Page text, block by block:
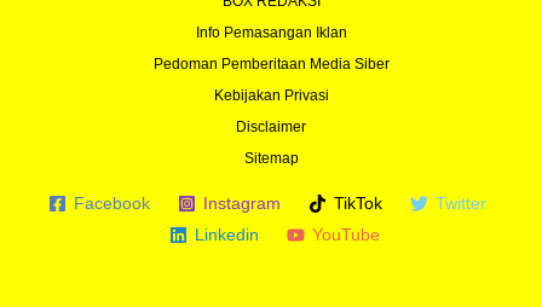
Info Pemasangan Iklan
Pedoman Pemberitaan Media Siber
Kebijakan Privasi
Disclaimer
Sitemap
Facebook Instagram TikTok
Twitter
Linkedin
YouTube